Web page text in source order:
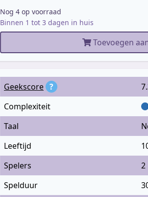
Nog 4 op voorraad
Binnen 1 tot 3 dagen in huis
Toevoegen
Geekscore ?
Complexiteit
Taal
Leeftijd
Spelers
2
Spelduur